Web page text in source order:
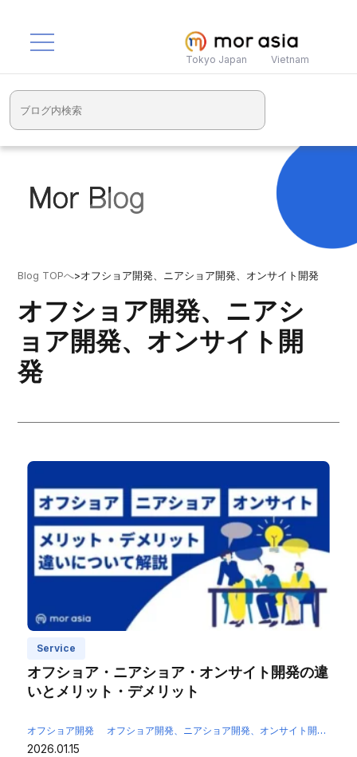
Tokyo Japan Vietnam
Blog TOPへ>オフショア開発、ニアショア開発、オンサイト開発
オフショア開発、ニアシ
ョア開発、オンサイト開
発
Service
オフショア・ニアショア・オンサイト開発の違
いとメリット・デメリット
オフショア開発 オフショア開発、ニアショア開発、オンサイト開発
2026.01.15